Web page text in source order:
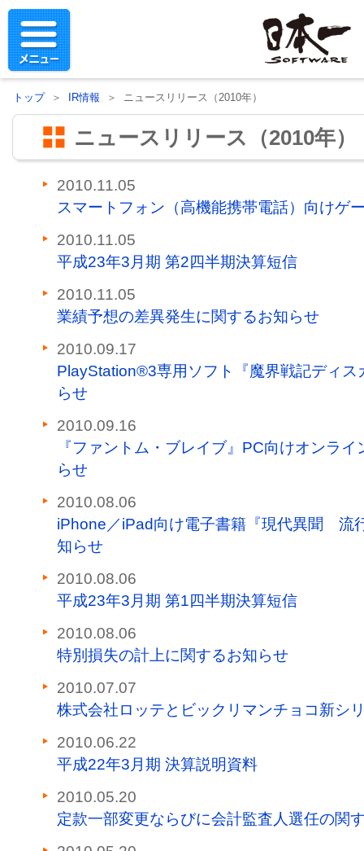
トップ＞ IR情報 ＞ ニュースリリース（2010年）
ニュースリリース（2010年）
2010.11.05
スマートフォン（高機能携帯電話）向けゲ
2010.11.05
平成23年3月期 第2四半期決算短信
2010.11.05
業績予想の差異発生に関するお知らせ
2010.09.17
PlayStation®3専用ソフト『魔界戦記ディス
らせ
2010.09.16
『ファントム・ブレイブ』PC向けオンラ
らせ
2010.08.06
iPhone／iPad向け電子書籍『現代異聞 流
知らせ
2010.08.06
平成23年3月期 第1四半期決算短信
2010.08.06
特別損失の計上に関するお知らせ
2010.07.07
株式会社ロッテとビックリマンチョコ新シ
2010.06.22
平成22年3月期 決算説明資料
2010.05.20
定款一部変更ならびに会計監査人選任の関